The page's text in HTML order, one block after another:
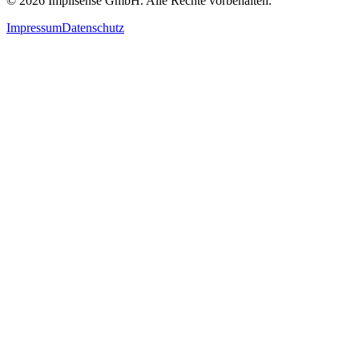
ImpressumDatenschutz